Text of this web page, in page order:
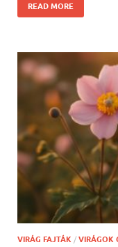
READ MORE
VIRÁG FAJTÁK / VIRÁGOK